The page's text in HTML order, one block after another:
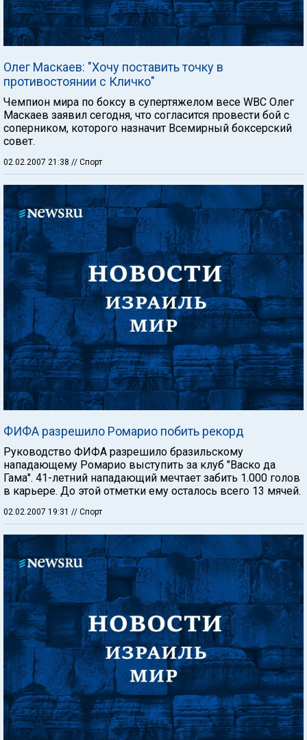
Олег Маскаев: "Хочу поставить точку в
противостоянии с Кличко"
Чемпион мира по боксу в супертяжелом весе WBC Олег
Маскаев заявил сегодня, что согласится провести бой с
соперником, которого назначит Всемирный боксерский
совет.
02.02.2007 21:38 // Спорт
ФИФА разрешило Ромарио побить рекорд
Руководство ФИФА разрешило бразильскому
нападающему Ромарио выступить за клуб "Васко да
Гама". 41-летний нападающий мечтает забить 1.000 голов
в карьере. До этой отметки ему осталось всего 13 мячей.
02.02.2007 19:31 // Спорт